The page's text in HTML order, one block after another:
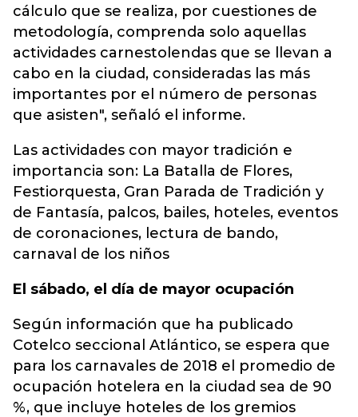
cálculo que se realiza, por cuestiones de
metodología, comprenda solo aquellas
actividades carnestolendas que se llevan a
cabo en la ciudad, consideradas las más
importantes por el número de personas
que asisten", señaló el informe.
Las actividades con mayor tradición e
importancia son: La Batalla de Flores,
Festiorquesta, Gran Parada de Tradición y
de Fantasía, palcos, bailes, hoteles, eventos
de coronaciones, lectura de bando,
carnaval de los niños
El sábado, el día de mayor ocupación
Según información que ha publicado
Cotelco seccional Atlántico, se espera que
para los carnavales de 2018 el promedio de
ocupación hotelera en la ciudad sea de 90
%, que incluye hoteles de los gremios